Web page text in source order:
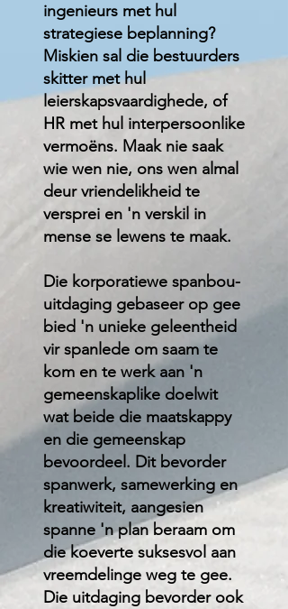
ingenieurs met hul
strategiese beplanning?
Miskien sal die bestuurders
skitter met hul
leierskapsvaardighede, of
HR met hul interpersoonlike
vermoëns. Maak nie saak
wie wen nie, ons wen almal
deur vriendelikheid te
versprei en 'n verskil in
mense se lewens te maak.
Die korporatiewe spanbou-
uitdaging gebaseer op gee
bied 'n unieke geleentheid
vir spanlede om saam te
kom en te werk aan 'n
gemeenskaplike doelwit
wat beide die maatskappy
en die gemeenskap
bevoordeel. Dit bevorder
spanwerk, samewerking en
kreatiwiteit, aangesien
spanne 'n plan beraam om
die koeverte suksesvol aan
vreemdelinge weg te gee.
Die uitdaging bevorder ook